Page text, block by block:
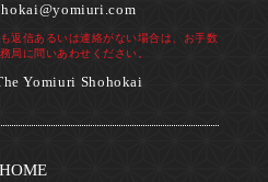
返信あるいは連絡がない場合は、お手数
局に問いあわせください。
Yomiuri Shohokai
HOME